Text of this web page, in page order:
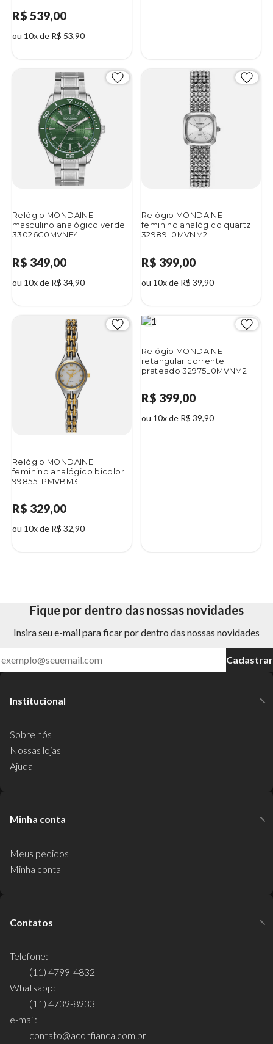
R$ 539,00
ou 10x de R$ 53,90
Relógio MONDAINE
masculino analógico verde
33026G0MVNE4
R$ 349,00
ou 10x de R$ 34,90
Relógio MONDAINE
feminino analógico quartz
32989L0MVNM2
R$ 399,00
ou 10x de R$ 39,90
Relógio MONDAINE
feminino analógico bicolor
99855LPMVBM3
R$ 329,00
ou 10x de R$ 32,90
Relógio MONDAINE
retangular corrente
prateado 32975L0MVNM2
R$ 399,00
ou 10x de R$ 39,90
Fique por dentro das nossas novidades
Insira seu e-mail para ficar por dentro das nossas novidades
Cadastrar
Institucional
Sobre nós
Nossas lojas
Ajuda
Minha conta
Meus pedidos
Minha conta
Contatos
Telefone:
(11) 4799-4832
Whatsapp:
(11) 4739-8933
e-mail:
contato@aconfianca.com.br